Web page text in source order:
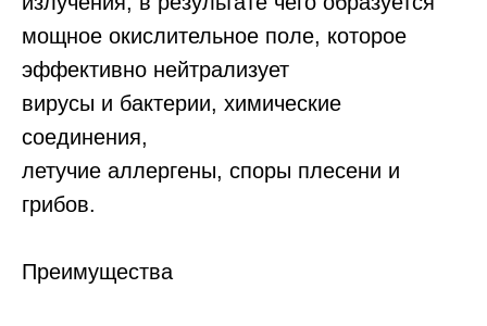
мощное окислительное поле, которое
эффективно нейтрализует
вирусы и бактерии, химические
соединения,
летучие аллергены, споры плесени и
грибов.
Преимущества